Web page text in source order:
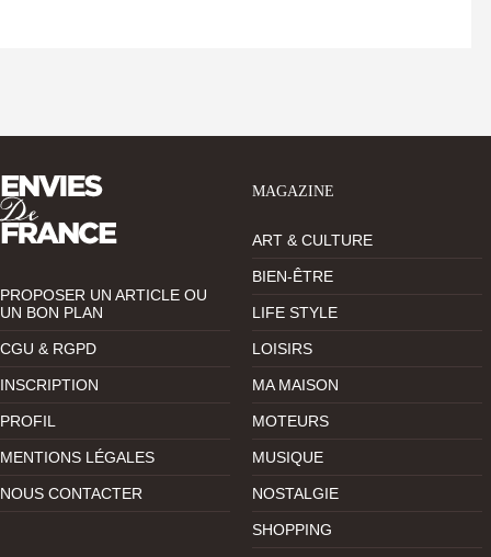
PROPOSER UN ARTICLE OU
UN BON PLAN
CGU & RGPD
INSCRIPTION
PROFIL
MENTIONS LÉGALES
NOUS CONTACTER
MAGAZINE
ART & CULTURE
BIEN-ÊTRE
LIFE STYLE
LOISIRS
MA MAISON
MOTEURS
MUSIQUE
NOSTALGIE
SHOPPING